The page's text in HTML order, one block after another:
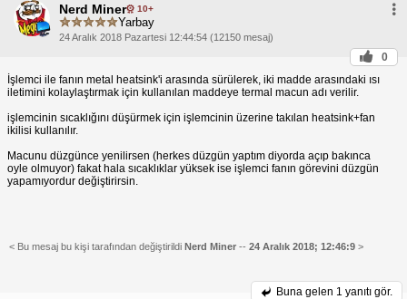
Nerd Miner 10+
Yarbay
24 Aralık 2018 Pazartesi 12:44:54 (12150 mesaj)
0
İşlemci ile fanın metal heatsink'i arasında sürülerek, iki madde arasındaki ısı
iletimini kolaylaştırmak için kullanılan maddeye termal macun adı verilir.
işlemcinin sıcaklığını düşürmek için işlemcinin üzerine takılan heatsink+fan
ikilisi kullanılır.
Macunu düzgünce yenilirsen (herkes düzgün yaptım diyorda açıp bakınca
oyle olmuyor) fakat hala sıcaklıklar yüksek ise işlemci fanın görevini düzgün
yapamıyordur değiştirirsin.
< Bu mesaj bu kişi tarafından değiştirildi Nerd Miner -- 24 Aralık 2018; 12:46:9 >
Buna gelen 1 yanıtı gör.